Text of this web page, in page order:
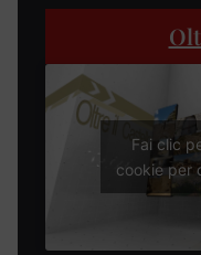
Fai clic
cookie per